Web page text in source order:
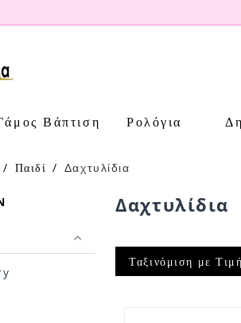
Βάπτιση Ρολόγια
/ Παιδί / Δαχτυλίδια
Δαχτυλίδια
Ταξινόμιση με